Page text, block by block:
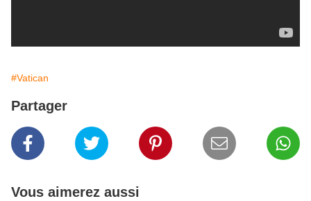
#Vatican
Partager
Vous aimerez aussi